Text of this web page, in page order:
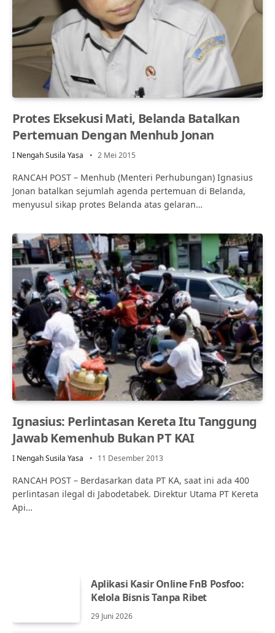
Protes Eksekusi Mati, Belanda Batalkan
Pertemuan Dengan Menhub Jonan
I Nengah Susila Yasa 2 Mei 2015
RANCAH POST – Menhub (Menteri Perhubungan) Ignasius
Jonan batalkan sejumlah agenda pertemuan di Belanda,
menyusul sikap protes Belanda atas gelaran…
Ignasius: Perlintasan Kereta Itu Tanggung
Jawab Kemenhub Bukan PT KAI
I Nengah Susila Yasa 11 Desember 2013
RANCAH POST – Berdasarkan data PT KA, saat ini ada 400
perlintasan ilegal di Jabodetabek. Direktur Utama PT Kereta
Api…
Aplikasi Kasir Online FnB Posfoo:
Kelola Bisnis Tanpa Ribet
29 Juni 2026